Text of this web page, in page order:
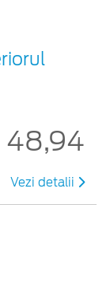
48,94
Vezi detalii